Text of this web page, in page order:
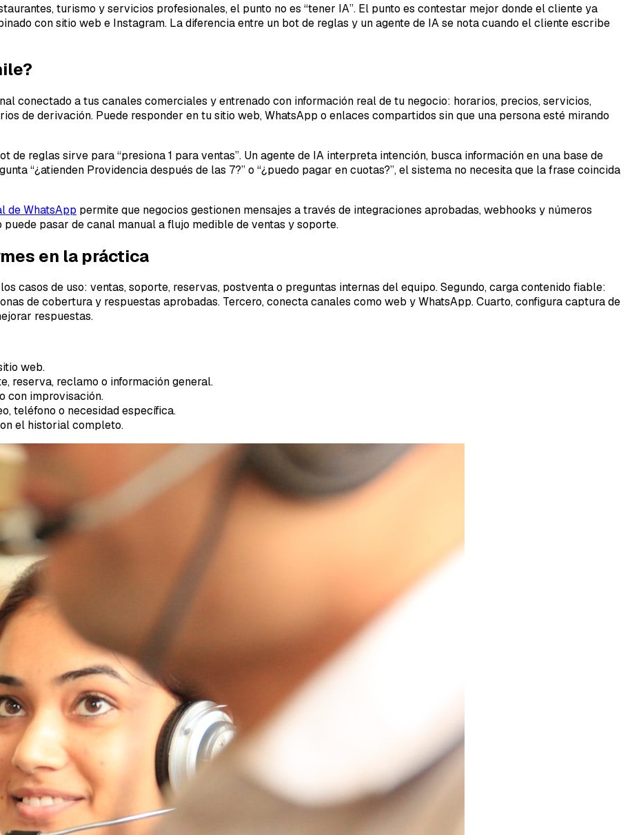
turismo y servicios profesionales, el punto no es “tener IA”. El punto es contestar mejor donde el cliente ya
con sitio web e Instagram. La diferencia entre un bot de reglas y un agente de IA se nota cuando el cliente escribe
conectado a tus canales comerciales y entrenado con información real de tu negocio: horarios, precios, servicios,
de derivación. Puede responder en tu sitio web, WhatsApp o enlaces compartidos sin que una persona esté mirando
de reglas sirve para “presiona 1 para ventas”. Un agente de IA interpreta intención, busca información en una base de
“¿atienden Providencia después de las 7?” o “¿puedo pagar en cuotas?”, el sistema no necesita que la frase coincida
de WhatsApp permite que negocios gestionen mensajes a través de integraciones aprobadas, webhooks y números
pasar de canal manual a flujo medible de ventas y soporte.
en la práctica
casos de uso: ventas, soporte, reservas, postventa o preguntas internas del equipo. Segundo, carga contenido fiable:
de cobertura y respuestas aprobadas. Tercero, conecta canales como web y WhatsApp. Cuarto, configura captura de
respuestas.
web.
reserva, reclamo o información general.
con improvisación.
teléfono o necesidad específica.
el historial completo.